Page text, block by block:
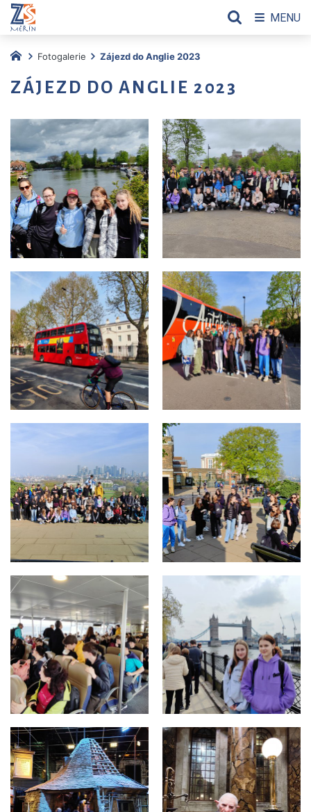
Fotogalerie Zájezd do Anglie 2023
ZÁJEZD DO ANGLIE 2023
MENU